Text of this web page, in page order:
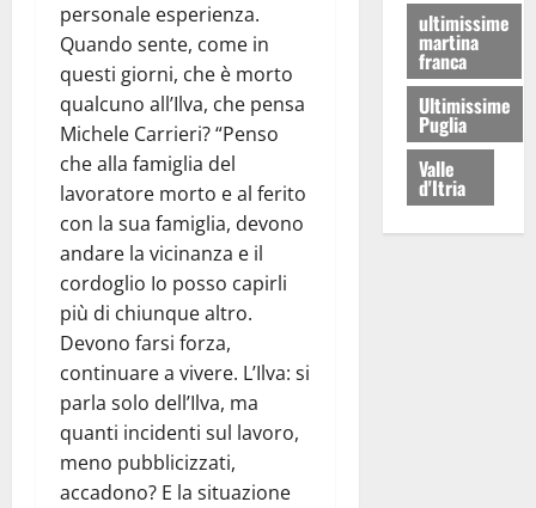
personale esperienza.
Quando sente, come in
questi giorni, che è morto
qualcuno all’Ilva, che pensa
Michele Carrieri? “Penso
che alla famiglia del
lavoratore morto e al ferito
con la sua famiglia, devono
andare la vicinanza e il
cordoglio Io posso capirli
più di chiunque altro.
Devono farsi forza,
continuare a vivere. L’Ilva: si
parla solo dell’Ilva, ma
quanti incidenti sul lavoro,
meno pubblicizzati,
accadono? E la situazione
ultimissime
martina
franca
Ultimissime
Puglia
Valle
d'Itria